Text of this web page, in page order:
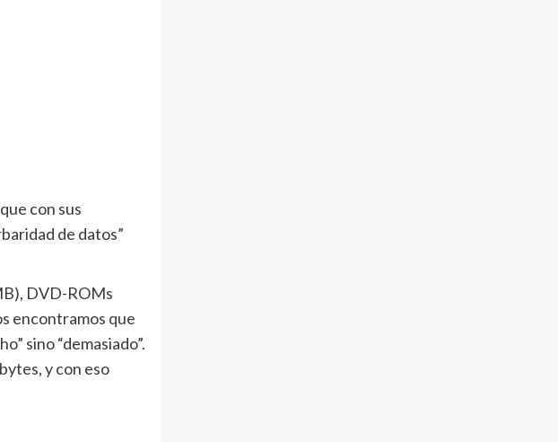
con sus
de datos”
DVD-ROMs
encontramos que
sino “demasiado”.
y con eso